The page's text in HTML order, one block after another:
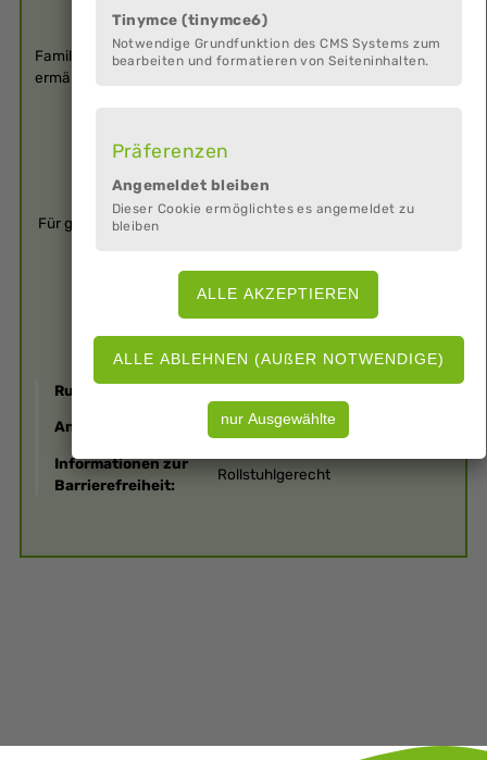
Tinymce (tinymce6)
Notwendige Grundfunktion des CMS Systems zum
bearbeiten und formatieren von Seiteninhalten.
Präferenzen
Angemeldet bleiben
Dieser Cookie ermöglichtes es angemeldet zu
bleiben
Familien mit Kindern ab 4 Jahren, ca. 2 Stunden, 11 € /
ermäßigt 9,50 €
Für genauere Termine bitte auf unserer Website informieren
Rubrik:
Anbieter: Wattenmeer-Besucherzentrum
Informationen zur
Barrierefreiheit:
Rollstuhlgerecht